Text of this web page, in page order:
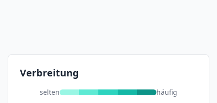
Verbreitung
selten häufig